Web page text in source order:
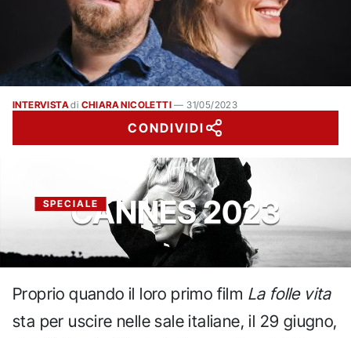
INTERVISTAdi CHIARA NICOLETTI —31/05/2023
CONDIVIDI
SPECIALECANNES 2023
Proprio quando il loro primo film La folle vita
sta per uscire nelle sale italiane, il 29 giugno,